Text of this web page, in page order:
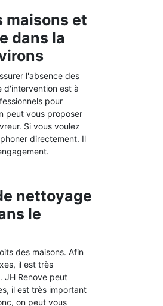
maisons et
dans la
l'absence des
d'intervention est à
pour
peut vous proposer
Si vous voulez
directement. Il
nettoyage
le
des maisons. Afin
il est très
JH Renove peut
il est très important
on peut vous